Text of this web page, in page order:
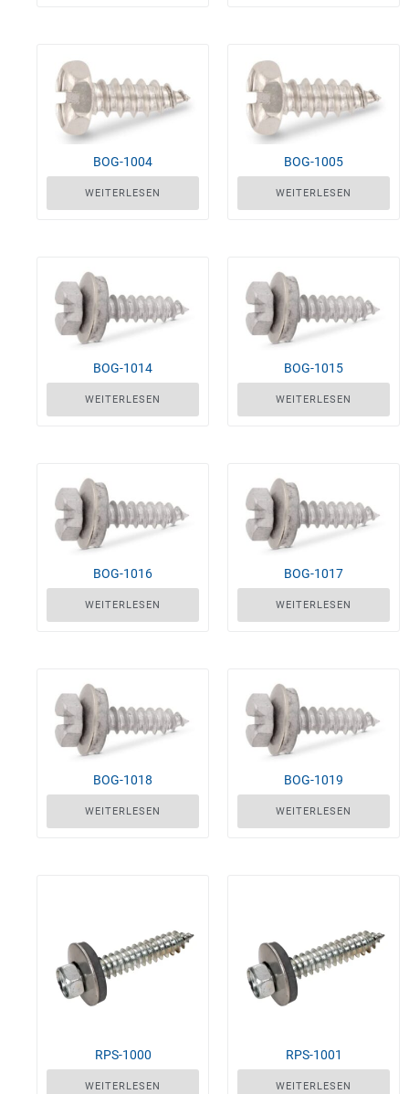
BOG-1004
WEITERLESEN
BOG-1005
WEITERLESEN
BOG-1014
WEITERLESEN
BOG-1015
WEITERLESEN
BOG-1016
WEITERLESEN
BOG-1017
WEITERLESEN
BOG-1018
WEITERLESEN
BOG-1019
WEITERLESEN
RPS-1000
WEITERLESEN
RPS-1001
WEITERLESEN